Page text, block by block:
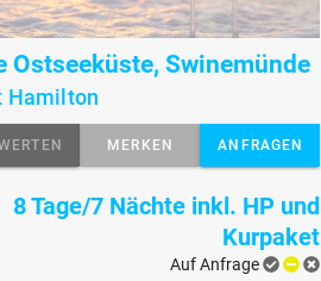
Ostseeküste, Swinemünde
Hamilton
MERKEN ANFRAGEN
8 Tage/7 Nächte inkl. HP und
Kurpaket
Auf Anfrage